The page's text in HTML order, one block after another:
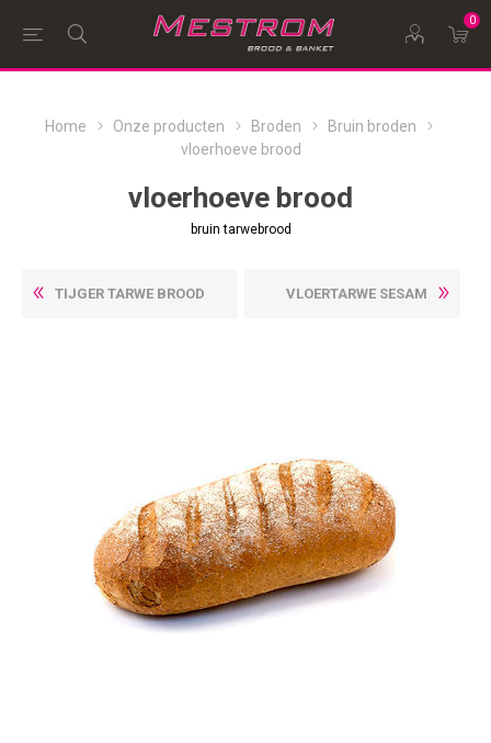
0
Home Onze producten Broden
Bruin broden
vloerhoeve brood
vloerhoeve brood
bruin tarwebrood
TIJGER TARWE BROOD VLOERTARWE SESAM